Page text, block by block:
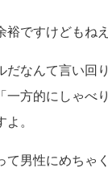
ですけどもね
だなんて言い回
一方的にしゃべ
。
て男性にめちゃ